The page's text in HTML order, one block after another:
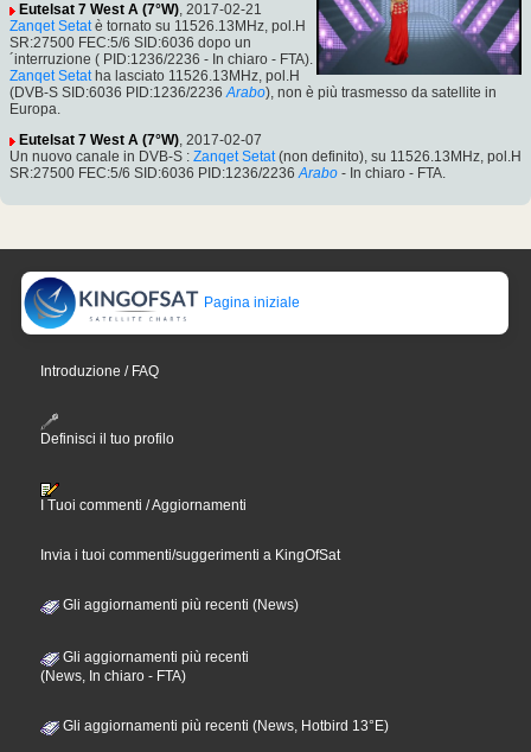
Eutelsat 7 West A (7°W), 2017-02-21
Zanqet Setatè tornato su 11526.13MHz, pol.H
SR:27500 FEC:5/6 SID:6036 dopo un
´interruzione ( PID:1236/2236 - In chiaro - FTA).
Zanqet Setatha lasciato 11526.13MHz, pol.H
(DVB-S SID:6036 PID:1236/2236 Arabo), non è più trasmesso da satellite in
Europa.
Eutelsat 7 West A (7°W), 2017-02-07
Un nuovo canale in DVB-S : Zanqet Setat(non definito), su 11526.13MHz, pol.H
SR:27500 FEC:5/6 SID:6036 PID:1236/2236 Arabo - In chiaro - FTA.
Pagina iniziale
Introduzione / FAQ
Definisci il tuo profilo
I Tuoi commenti / Aggiornamenti
Invia i tuoi commenti/suggerimenti a KingOfSat
Gli aggiornamenti più recenti (News)
Gli aggiornamenti più recenti
(News, In chiaro - FTA)
Gli aggiornamenti più recenti (News, Hotbird 13°E)